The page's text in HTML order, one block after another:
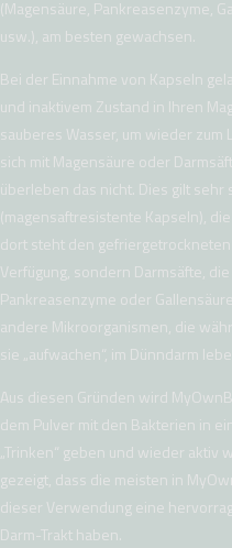
(Magensäure, Pankreasenzyme,
usw.), am besten gewachsen.
Bei der Einnahme von Kapseln
und inaktivem Zustand in Ihren
sauberes Wasser, um wieder
sich mit Magensäure oder
überleben das nicht. Dies gilt
(magensaftresistente Kapseln),
dort steht den
Verfügung, sondern Darmsäfte,
Pankreasenzyme oder
andere Mikroorganismen, die
sie „aufwachen“, im Dünndarm
Aus diesen Gründen wird
dem Pulver mit den Bakterien in
„Trinken“ geben und wieder
gezeigt, dass die meisten in
dieser Verwendung eine
Darm-Trakt haben.